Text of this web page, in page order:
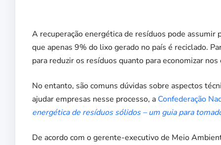
A recuperação energética de resíduos pode
que apenas 9% do lixo gerado no país é reciclado.
para reduzir os resíduos quanto para economizar
No entanto, são comuns dúvidas sobre aspectos
ajudar empresas nesse processo, a Confederação
energética de resíduos sólidos – um guia para
De acordo com o gerente-executivo de Meio